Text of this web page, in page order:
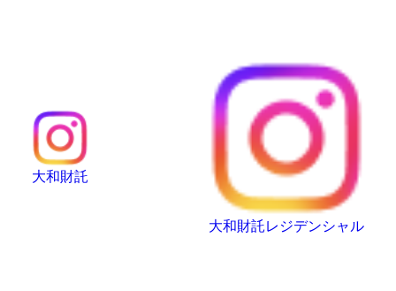
大和財託
大和財託レジデンシャル